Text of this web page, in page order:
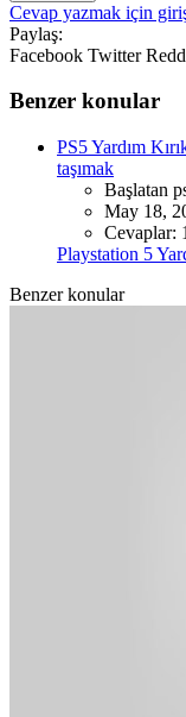
Cevap yazmak için
Paylaş:
Facebook Twitter
Benzer konular
PS5 Yardım
taşımak
Başlatan
May 18,
Cevaplar:
Playstation 5
Benzer konular